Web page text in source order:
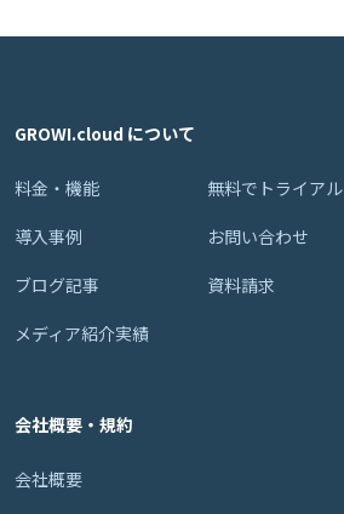
GROWI.cloud について
料金・機能
導入事例
ブログ記事
メディア紹介実績
無料でトライアル
お問い合わせ
資料請求
会社概要・規約
会社概要